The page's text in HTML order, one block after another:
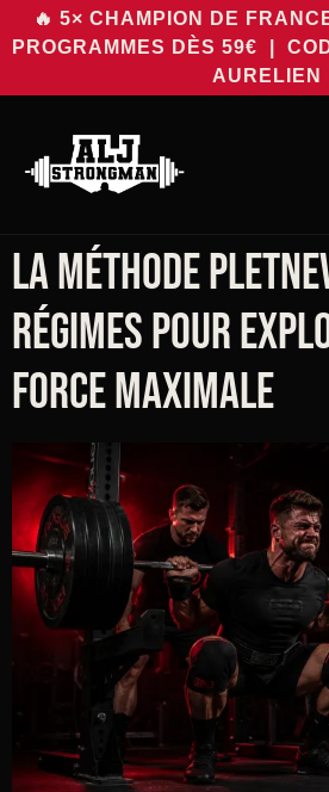
🔥 5× CHAMPION DE
PROGRAMMES DÈS 59€ |
AURELIEN
La méthode
régimes pour
force maximale